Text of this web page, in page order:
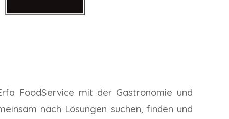
FoodService mit der Gastronomie und
nach Lösungen suchen, finden und